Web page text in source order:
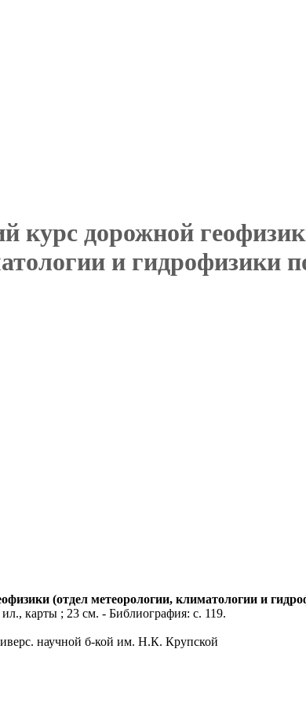
дорожной
и гидрофизики
(отдел метеорологии, климатологии и
карты ; 23 см. - Библиография: с. 119.
научной б-кой им. Н.К. Крупской